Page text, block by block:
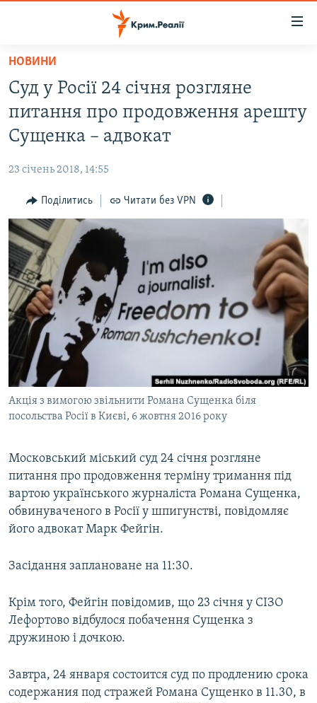
Перейти
основного
матеріалу
Перейти
до
основної
Перейти
до
пошуку
ВОДА.КРИМ
ВІДЕО ТА ФОТО
БЛОГИ
ПОГЛЯД
ІНТЕРВ'Ю
ВСЕ ЗА ДЕНЬ
СПЕЦПРОЕКТИ
ДЕПОРТАЦІЯ
ВІДЕОУРОКИ «ELIFBE»
СВІДЧЕННЯ ОКУПАЦІЇ
УКРАЇНСЬКА ПРОБЛЕМА КРИМУ
ІНФОГРАФІКА
ЯК ОБІЙТИ БЛОКУВАННЯ
Русский
Qırımtatar
ДОЛУЧАЙСЯ!
Усі сайти RFE/RL
НОВИНИ
Суд у Росії 24 січня розгляне
питання про продовження арешту
Сущенка – адвокат
23 січень 2018, 14:55
Поділитись Читати без VPN
Акція з вимогою звільнити Романа Сущенка біля
посольства Росії в Києві, 6 жовтня 2016 року
Московський міський суд 24 січня розгляне
питання про продовження терміну тримання під
вартою українського журналіста Романа Сущенка,
обвинуваченого в Росії у шпигунстві, повідомляє
його адвокат Марк Фейгін.
Засідання заплановане на 11:30.
Крім того, Фейгін повідомив, що 23 січня у СІЗО
Лефортово відбулося побачення Сущенка з
дружиною і дочкою.
Завтра, 24 января состоится суд по продлению срока
содержания под стражей Романа Сущенко в 11.30, в